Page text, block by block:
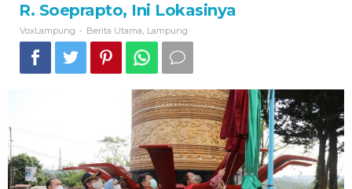
R. Soeprapto, Ini Lokasinya
VoxLampung - Berita Utama Lampung